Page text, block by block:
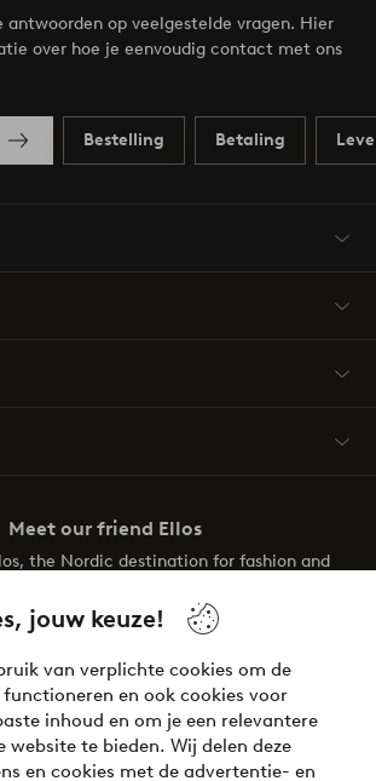
jouw keuze!
van verplichte cookies om de
en ook cookies voor
inhoud en om je een relevantere
website te bieden. Wij delen deze
en cookies met de advertentie- en
antwoorden op veelgestelde vragen. Hier
over hoe je eenvoudig contact met ons
Bestelling Betaling
Meet our friend Ellos
the Nordic destination for fashion and
Your next inspiring look is here!